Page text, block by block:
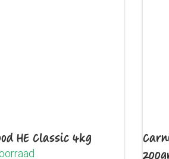
HE Classic 4kg